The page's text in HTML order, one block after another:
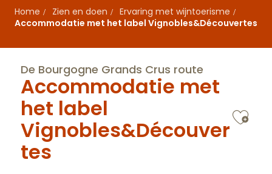
Home Zien en doen
Ervaring met wijntoerisme
Accommodatie met het label Vignobles&Découvertes
De Bourgogne Grands Crus route
Accommodatie met
het label
Vignobles&Découver
tes